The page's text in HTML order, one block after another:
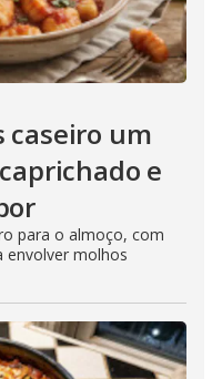
caseiro um
e
para o almoço, com
envolver molhos